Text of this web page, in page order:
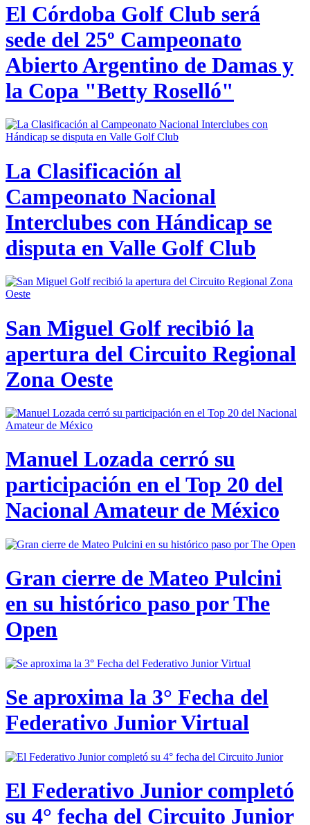
El Córdoba Golf Club será
sede del 25º Campeonato
Abierto Argentino de Damas y
la Copa "Betty Roselló"
La Clasificación al
Campeonato Nacional
Interclubes con Hándicap se
disputa en Valle Golf Club
San Miguel Golf recibió la
apertura del Circuito Regional
Zona Oeste
Manuel Lozada cerró su
participación en el Top 20 del
Nacional Amateur de México
Gran cierre de Mateo Pulcini
en su histórico paso por The
Open
Se aproxima la 3° Fecha del
Federativo Junior Virtual
El Federativo Junior completó
su 4° fecha del Circuito Junior